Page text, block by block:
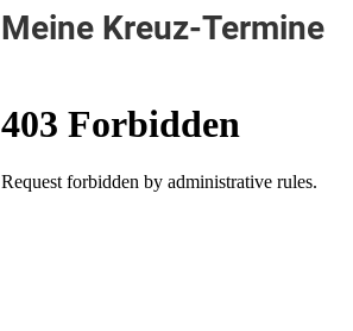
Meine Kreuz-Termine